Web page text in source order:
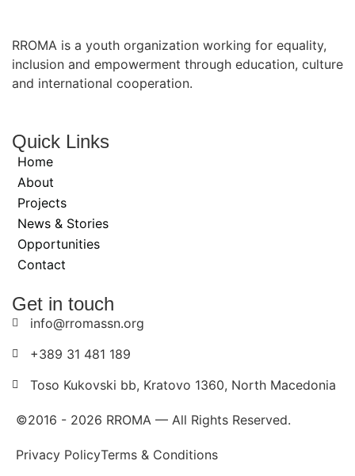
RROMA is a youth organization working for equality,
inclusion and empowerment through education, culture
and international cooperation.
Quick Links
Home
About
Projects
News & Stories
Opportunities
Contact
Get in touch
info@rromassn.org
+389 31 481 189
Toso Kukovski bb, Kratovo 1360, North Macedonia
©2016 - 2026 RROMA — All Rights Reserved.
Privacy PolicyTerms & Conditions